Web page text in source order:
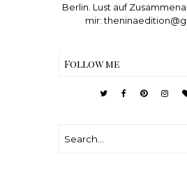
Berlin. Lust auf
mir:
Follow me